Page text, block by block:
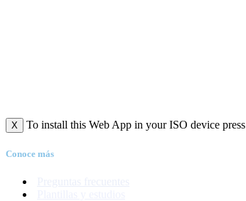
X To install this Web App in your ISO device press
Conoce más